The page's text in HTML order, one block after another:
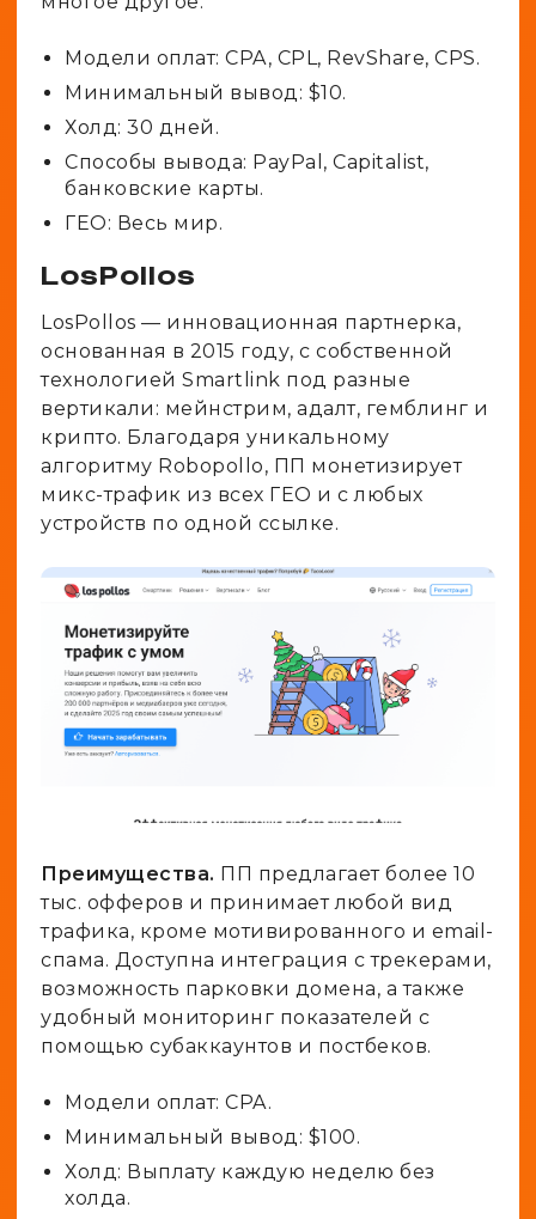
Модели оплат: CPA, CPL, RevShare, CPS.
Минимальный вывод: $10.
Холд: 30 дней.
Способы вывода: PayPal, Capitalist,
банковские карты.
ГЕО: Весь мир.
LosPollos
LosPollos — инновационная партнерка,
основанная в 2015 году, с собственной
технологией Smartlink под разные
вертикали: мейнстрим, адалт, гемблинг и
крипто. Благодаря уникальному
алгоритму Robopollo, ПП монетизирует
микс-трафик из всех ГЕО и с любых
устройств по одной ссылке.
Преимущества. ПП предлагает более 10
тыс. офферов и принимает любой вид
трафика, кроме мотивированного и email-
спама. Доступна интеграция с трекерами,
возможность парковки домена, а также
удобный мониторинг показателей с
помощью субаккаунтов и постбеков.
Модели оплат: CPA.
Минимальный вывод: $100.
Холд: Выплату каждую неделю без
холда.